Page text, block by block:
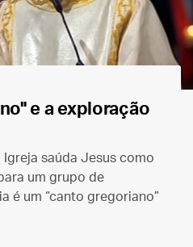
e a exploração
saúda Jesus como
um grupo de
é um “canto gregoriano”